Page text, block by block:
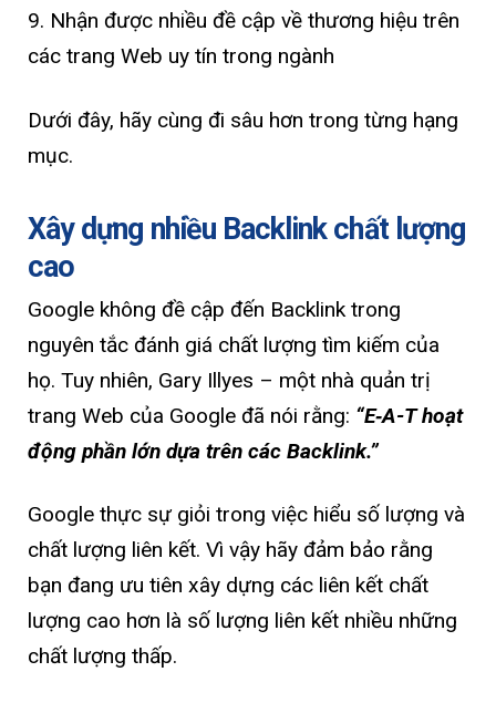
9. Nhận được nhiều đề cập về thương hiệu trên
các trang Web uy tín trong ngành
Dưới đây, hãy cùng đi sâu hơn trong từng hạng
mục.
Xây dựng nhiều Backlink chất lượng
cao
Google không đề cập đến Backlink trong
nguyên tắc đánh giá chất lượng tìm kiếm của
họ. Tuy nhiên, Gary Illyes – một nhà quản trị
trang Web của Google đã nói rằng: “E‑A-T hoạt
động phần lớn dựa trên các Backlink.”
Google thực sự giỏi trong việc hiểu số lượng và
chất lượng liên kết. Vì vậy hãy đảm bảo rằng
bạn đang ưu tiên xây dựng các liên kết chất
lượng cao hơn là số lượng liên kết nhiều những
chất lượng thấp.